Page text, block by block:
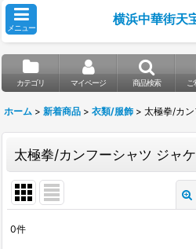
メニュー
横浜中華街天
カテゴリ マイページ 商品検索
ホーム > 新着商品 > 衣類/服飾 > 太極拳/カン
太極拳/カンフーシャツ ジャ
0件